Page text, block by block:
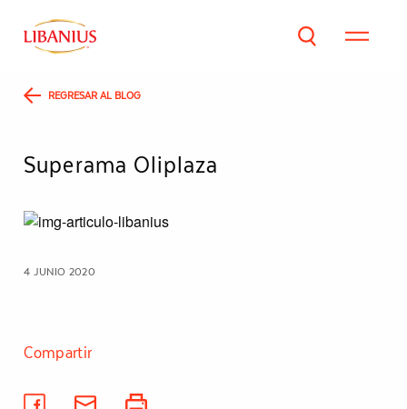
REGRESAR AL BLOG
Superama Oliplaza
4 JUNIO 2020
Compartir